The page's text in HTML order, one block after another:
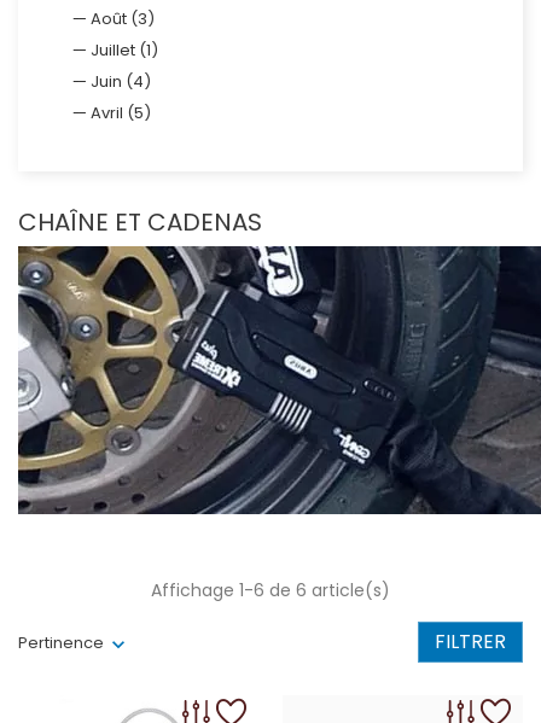
Août (3)
Juillet (1)
Juin (4)
Avril (5)
CHAÎNE ET CADENAS
Pertinence FILTRER
Affichage 1-6 de 6 article(s)